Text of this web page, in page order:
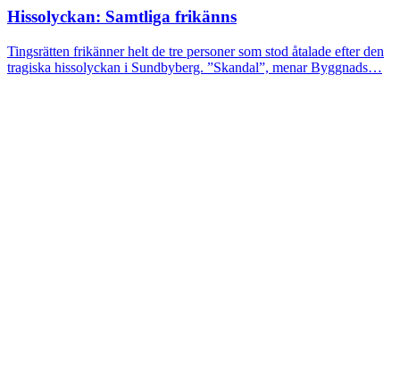
Hissolyckan: Samtliga frikänns
Tingsrätten frikänner helt de tre personer som stod åtalade efter den
tragiska hissolyckan i Sundbyberg. ”Skandal”, menar Byggnads…